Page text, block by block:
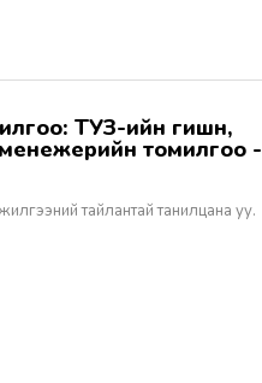
менежерийн томилгоо -
тайлантай танилцана уу.